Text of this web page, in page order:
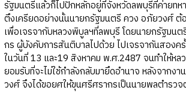
รัฐมนตรีแล้วก็ไปปักหลักอยู่ที่จังหวัดลพบุรีที่ค่ายท
ตึงเครียดอย่างนั้นนายกรัฐมนตรี ควง อภัยวงศ์ ต้
เพื่อเจรจากับหลวงพิบูลฯที่ลพบุรี โดยนายกรัฐมนต
กร ผู้บังคับการสันติบาลไปด้วย ไปเจรจากันสองค
ในวันที่ 13 และ19 สิงหาคม พ.ศ.2487 จนทำให้หล
ยอมรับที่จะไม่ใช้กำลังกลับมายึดอำนาจ หลังจากง
วงศ์ จึงได้ขอยศให้ขุนศรีศรากรเป็นนายพลตำรวจ